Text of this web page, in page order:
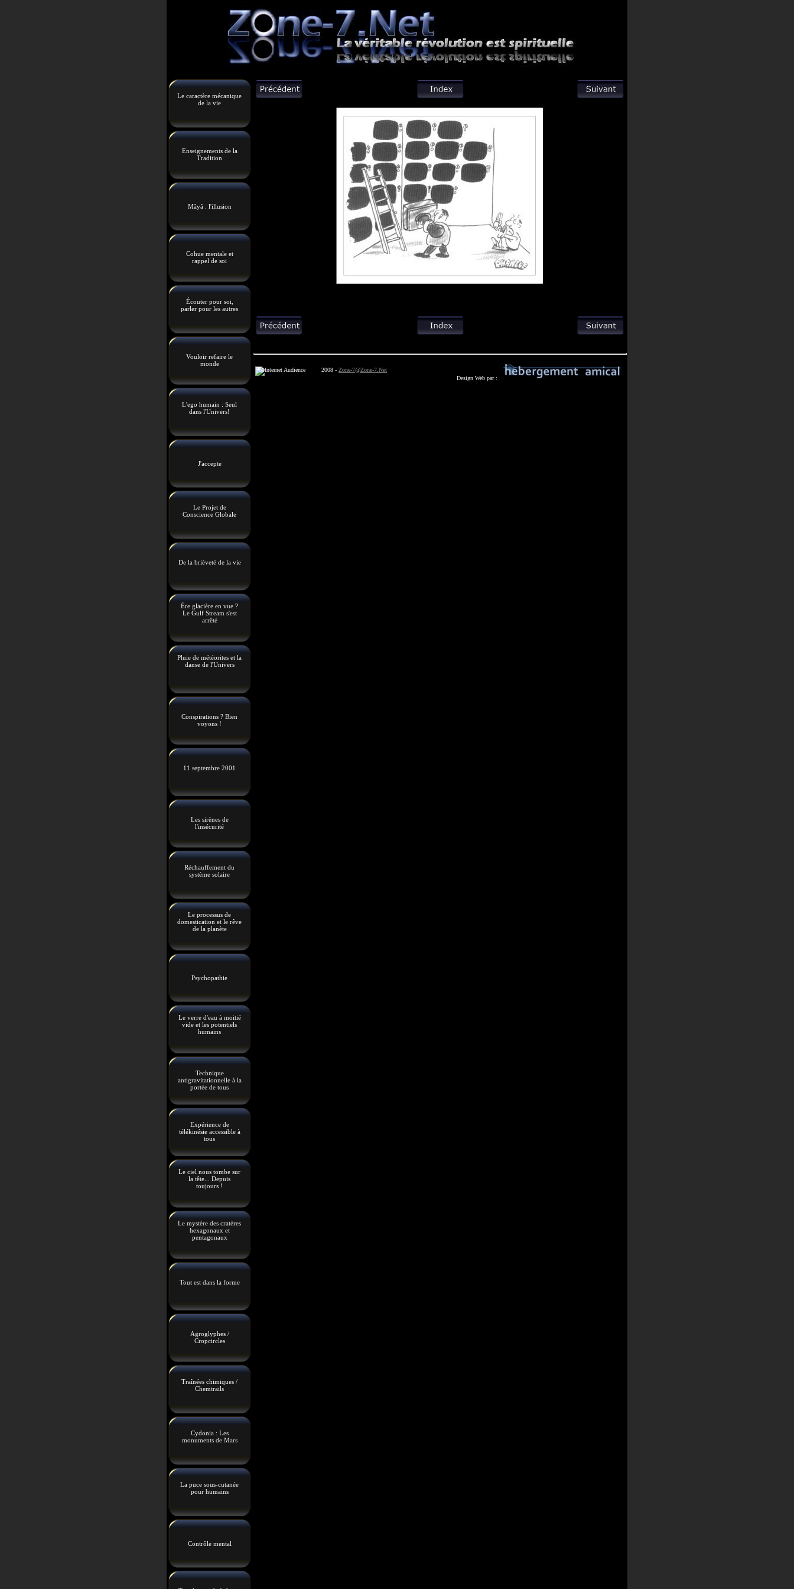
Le caractère mécanique
de la vie
Enseignements de la
Tradition
Mâyâ : l'illusion
Cohue mentale et
rappel de soi
Écouter pour soi,
parler pour les autres
Vouloir refaire le
monde
L'ego humain : Seul
dans l'Univers!
J'accepte
Le Projet de
Conscience Globale
De la brièveté de la vie
Ère glacière en vue ?
Le Gulf Stream s'est
arrêté
Pluie de météorites et la
danse de l'Univers
Conspirations ? Bien
voyons !
11 septembre 2001
Les sirènes de
l'insécurité
Réchauffement du
système solaire
Le processus de
domestication et le rêve
de la planète
Psychopathie
Le verre d'eau à moitié
vide et les potentiels
humains
Technique
antigravitationnelle à la
portée de tous
Expérience de
télékinésie accessible à
tous
Le ciel nous tombe sur
la tête... Depuis
toujours !
Le mystère des cratères
hexagonaux et
pentagonaux
Tout est dans la forme
Agroglyphes /
Cropcircles
Traînées chimiques /
Chemtrails
Cydonia : Les
monuments de Mars
La puce sous-cutanée
pour humains
Contrôle mental
2008 - Zone-7@Zone-7.Net
Design Web par :